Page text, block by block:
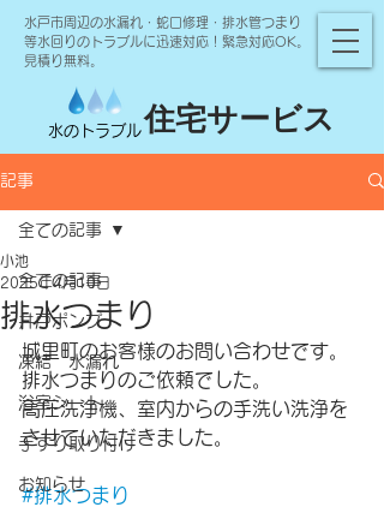
水戸市周辺の水漏れ・蛇口修理・排水管つまり
等水回りのトラブルに迅速対応！緊急対応OK。
見積り無料。
水のトラブル住宅サービス
記事
全ての記事
井戸ポンプ
凍結 水漏れ
浴室シート
手すり取り付け
お知らせ
全ての記事
排水つまり
小池
2025年4月10日
城里町のお客様のお問い合わせです。
排水つまりのご依頼でした。
高圧洗浄機、室内からの手洗い洗浄を
させていただきました。
#排水つまり